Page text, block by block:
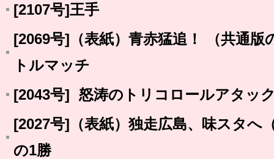
[2107号]王手
[2069号]（表紙）青赤猛追！ （共通版
トルマッチ
[2043号] 怒涛のトリコロールアタッ
[2027号]（表紙）独走広島、味スタへ
の1勝